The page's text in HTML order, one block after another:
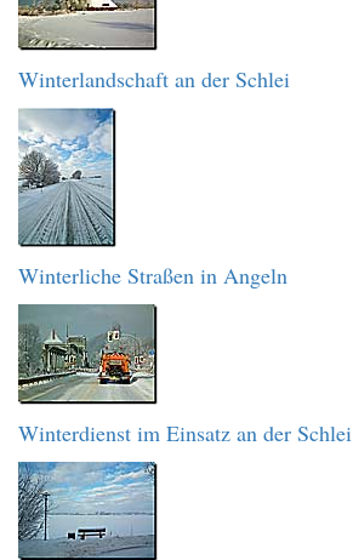
Winterlandschaft an der Schlei
Winterliche Straßen in Angeln
Winterdienst im Einsatz an der Schlei